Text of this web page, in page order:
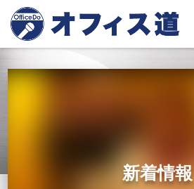
新着情報